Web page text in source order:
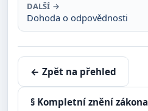
DALŠÍ →
Dohoda o odpovědnosti
← Zpět na přehled
§ Kompletní znění zákona